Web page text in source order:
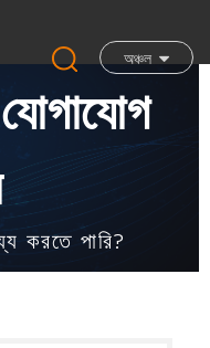
অঞ্চল
করতে পারি?